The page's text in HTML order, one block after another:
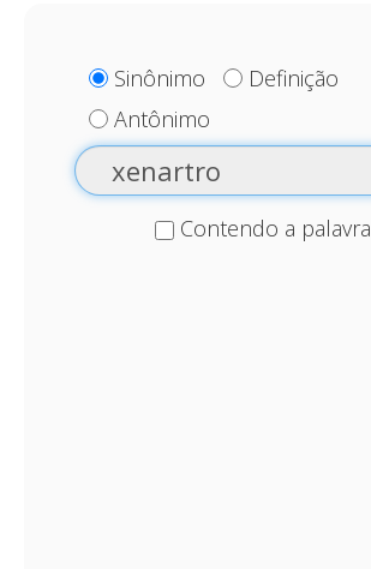
Sinônimo
Definição
Antônimo
Contendo a palavra